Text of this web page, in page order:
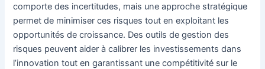
comporte des incertitudes, mais une approche stratégique
permet de minimiser ces risques tout en exploitant les
opportunités de croissance. Des outils de gestion des
risques peuvent aider à calibrer les investissements dans
l’innovation tout en garantissant une compétitivité sur le